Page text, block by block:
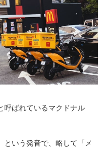
呼ばれているマクドナル
という発音で、略して「メ